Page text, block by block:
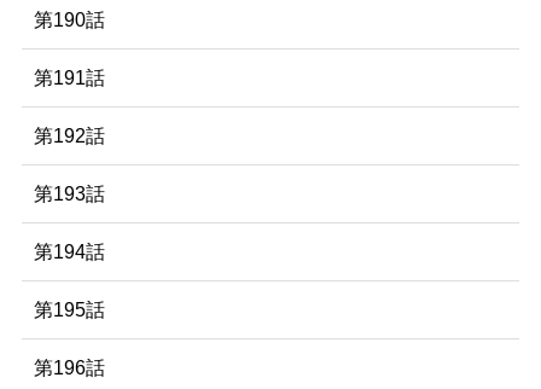
第190話
第191話
第192話
第193話
第194話
第195話
第196話